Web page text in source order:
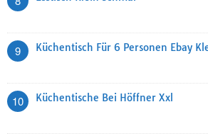
9 Küchentisch Für 6 Personen Ebay
10 Küchentische Bei Höffner Xxl